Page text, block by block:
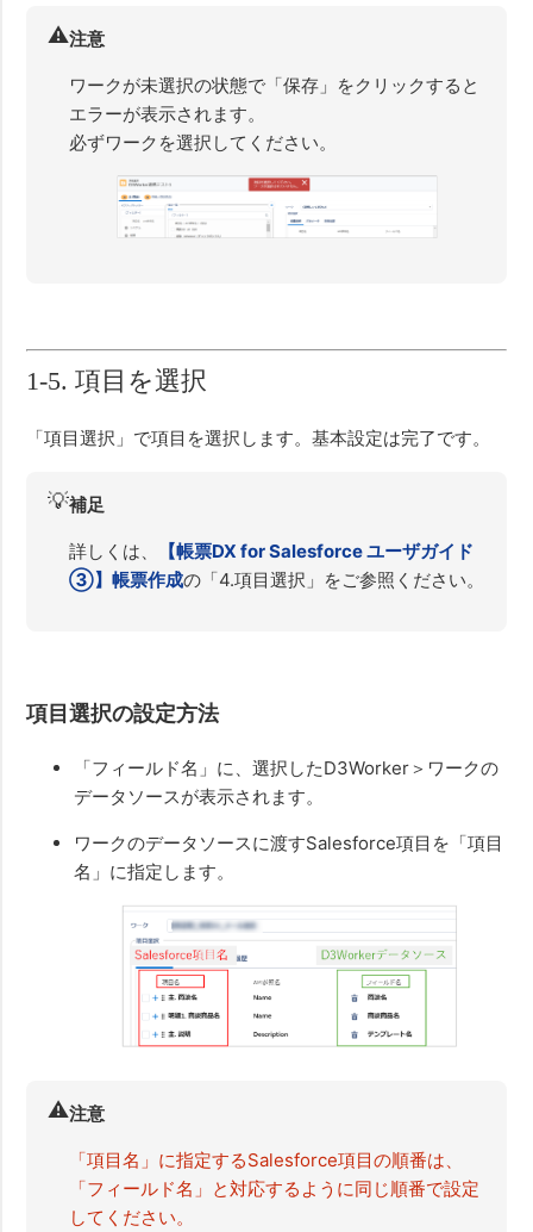
⚠️注意
ワークが未選択の状態で「保存」をクリックすると
エラーが表示されます。
必ずワークを選択してください。
1-5. 項目を選択
「項目選択」で項目を選択します。基本設定は完了です。
💡補足
詳しくは、
【帳票DX for Salesforce ユーザガイド
③】帳票作成の「4.項目選択」をご参照ください。
項目選択の設定方法
「フィールド名」に、選択したD3Worker＞ワークの
データソースが表示されます。
ワークのデータソースに渡すSalesforce項目を「項目
名」に指定します。
⚠️注意
「項目名」に指定するSalesforce項目の順番は、
「フィールド名」と対応するように同じ順番で設定
してください。